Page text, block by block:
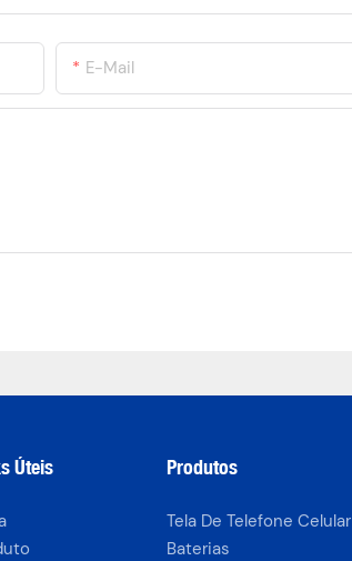
E-Mail
Úteis Produtos
Tela De Telefone Celular
Baterias